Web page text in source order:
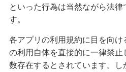
といった行為は当然ながら法律
す。
各アプリの利用規約に目を向
の利用自体を直接的に一律禁
数存在するとされています。